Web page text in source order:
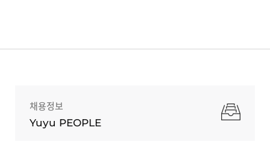
채용정보
Yuyu PEOPLE